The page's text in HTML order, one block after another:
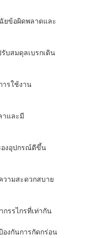
ยข้อผิดพลาดและ
บสมดุลเบรกเดิน
ารใช้งาน
าและมี
องอุปกรณ์ดีขึ้น
วามสะดวกสบาย
รรไกรที่เท่ากัน
องกันการกัดกร่อน